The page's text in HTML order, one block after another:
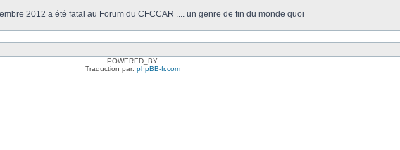
2012 a été fatal au Forum du CFCCAR .... un genre de fin du monde quoi
POWERED_BY
Traduction par: phpBB-fr.com